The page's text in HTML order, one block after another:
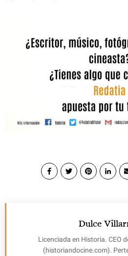
Dulce
Licenciada en Historia. CEO
(historiandocine.com).